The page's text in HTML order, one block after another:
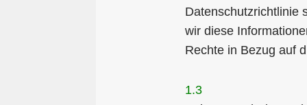
Datenschutzrichtlinie
wir diese
Rechte in Bezug auf
1.3